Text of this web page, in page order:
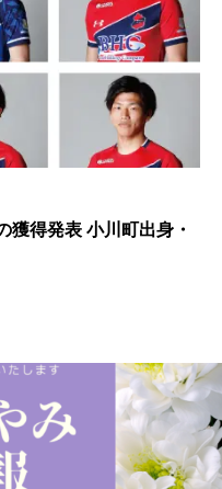
獲得発表 小川町出身・